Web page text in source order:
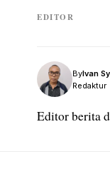
EDITOR
ByIvan
Redaktur
Editor berita